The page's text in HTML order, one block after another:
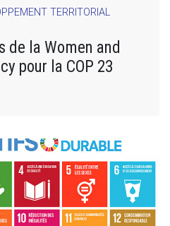
TERRITORIAL
de la Women and
pour la COP 23